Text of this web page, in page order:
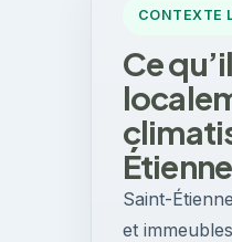
CONTEXTE
Ce
Étienne
Saint-
et